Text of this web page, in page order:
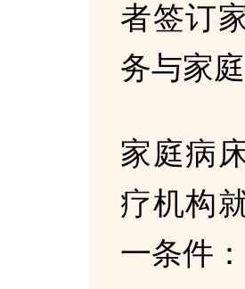
者签订
务与家
家庭病
疗机构
一条件：